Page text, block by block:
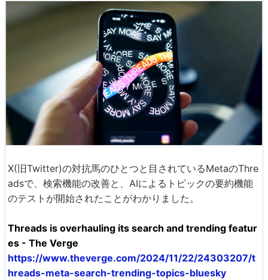
X(旧Twitter)の対抗馬のひとつと目されているMetaのThre
adsで、検索機能の改善と、AIによるトピックの要約機能
のテストが開始されたことがわかりました。
Threads is overhauling its search and trending featur
es - The Verge
https://www.theverge.com/2024/11/22/24303207/t
hreads-meta-search-trending-topics-bluesky